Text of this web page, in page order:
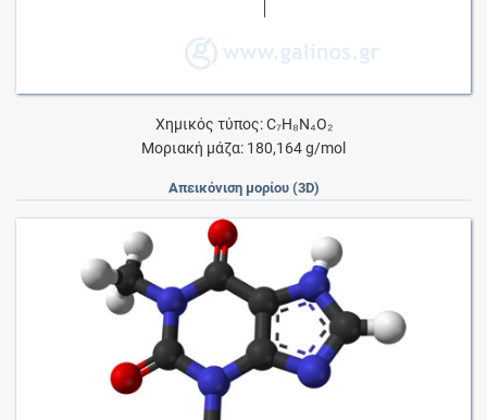
Χημικός τύπος: C₇H₈N₄O₂
Μοριακή μάζα: 180,164 g/mol
Απεικόνιση μορίου (3D)